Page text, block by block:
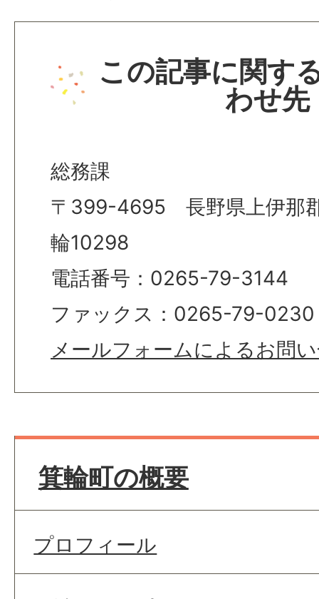
この記事に関す
わせ先
総務課
〒399-4695 長野県上伊那
輪10298
電話番号：0265-79-3144
ファックス：0265-79-0230
メールフォームによるお問
箕輪町の概要
プロフィール